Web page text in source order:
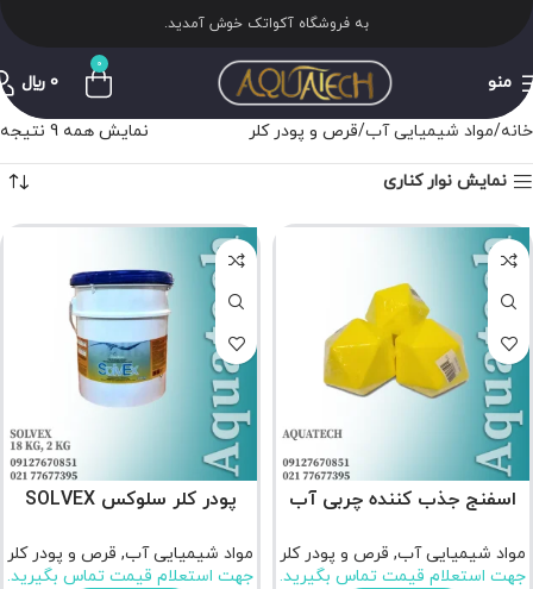
به فروشگاه آکواتک خوش آمدید.
منو
0
0 ﷼
خانه مواد شیمیایی آب قرص و پودر کلر نمایش همه 9 نتیجه
نمایش نوار کناری
اسفنج جذب کننده چربی آب
مواد شیمیایی آب, قرص و پودر کلر
جهت استعلام قیمت تماس بگیرید.
پودر کلر سلوکس SOLVEX
مواد شیمیایی آب, قرص و پودر کلر
جهت استعلام قیمت تماس بگیرید.